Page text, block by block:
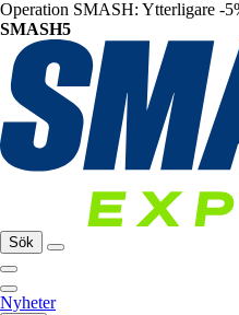
Operation SMASH: Ytterligare -
SMASH5
Sök
Nyheter